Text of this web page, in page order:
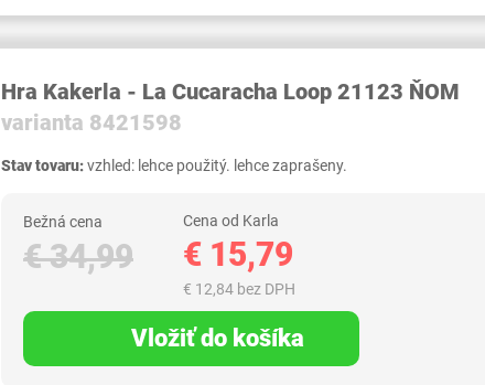
Hra Kakerla - La Cucaracha Loop 21123 ŇOM
varianta 8421598
Stav tovaru:vzhled: lehce použitý. lehce zaprašeny.
Bežná cena
€ 34,99
Cena od Karla
€ 15,79
€ 12,84 bez DPH
Vložiť do košíka